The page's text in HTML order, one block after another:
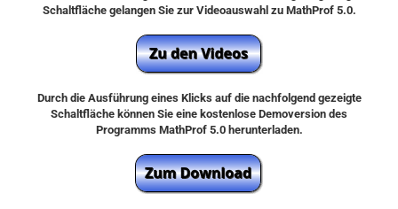
Schaltfläche gelangen Sie zur Videoauswahl zu MathProf 5.0.
Durch die Ausführung eines Klicks auf die nachfolgend gezeigte
Schaltfläche können Sie eine kostenlose Demoversion des
Programms MathProf 5.0 herunterladen.